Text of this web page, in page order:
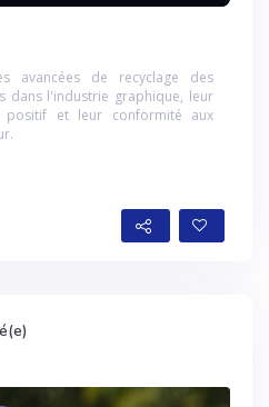
avancées de recyclage des
dans l'industrie graphique, leur
positif et leur conformité aux